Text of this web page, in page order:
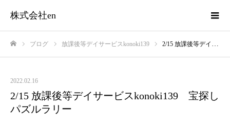
株式会社en
ブログ 放課後等デイサービスkonoki139 2/15 放課後等デイサービスkonoki139 宝探しパズルラリー
2022.02.16
2/15 放課後等デイサービスkonoki139 宝探し
パズルラリー